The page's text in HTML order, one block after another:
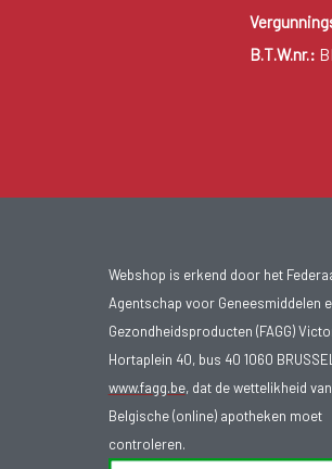
B.T.W.nr.:
Webshop is erkend door het
Agentschap voor Geneesmiddelen
Gezondheidsproducten (FAGG)
Hortaplein 40, bus 40 1060
www.fagg.be, dat de wettelikheid
Belgische (online) apotheken moet
controleren.